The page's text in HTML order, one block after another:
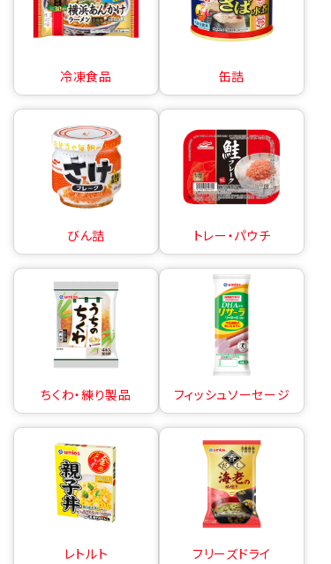
冷凍食品 缶詰
びん詰 トレー・パウチ
ちくわ・練り製品 フィッシュソーセージ
レトルト フリーズドライ